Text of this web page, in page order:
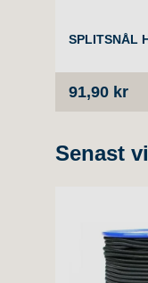
SPLITSNÅL
91,90 kr
Senast